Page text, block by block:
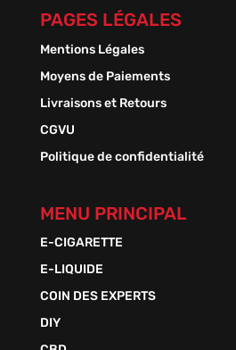
PAGES LÉGALES
Mentions Légales
Moyens de Paiements
Livraisons et Retours
CGVU
Politique de confidentialité
MENU PRINCIPAL
E-CIGARETTE
E-LIQUIDE
COIN DES EXPERTS
DIY